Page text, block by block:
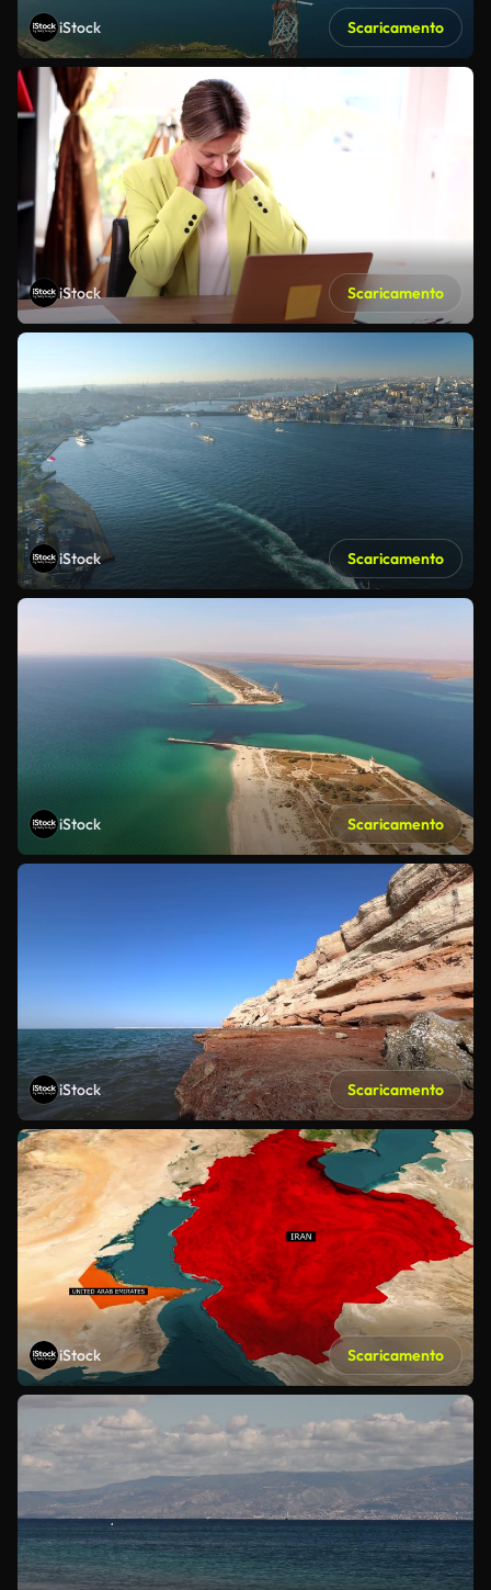
iStock Scaricamento
iStock Scaricamento
iStock Scaricamento
iStock Scaricamento
iStock Scaricamento
iStock Scaricamento